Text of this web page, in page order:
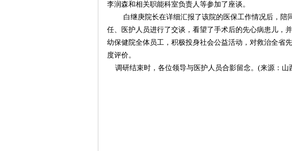
李润森和相关职能科室负责人等参加了座谈。
白继庚院长在详细汇报了该院的医保工作情况后，
任、医护人员进行了交谈，看望了手术后的先心病患儿，
幼保健院全体员工，积极投身社会公益活动，对救治全省
度评价。
调研结束时，各位领导与医护人员合影留念。 (来源：山